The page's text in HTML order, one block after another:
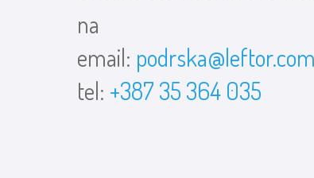
na
email: podrska@leftor.com
tel: +387 35 364 035